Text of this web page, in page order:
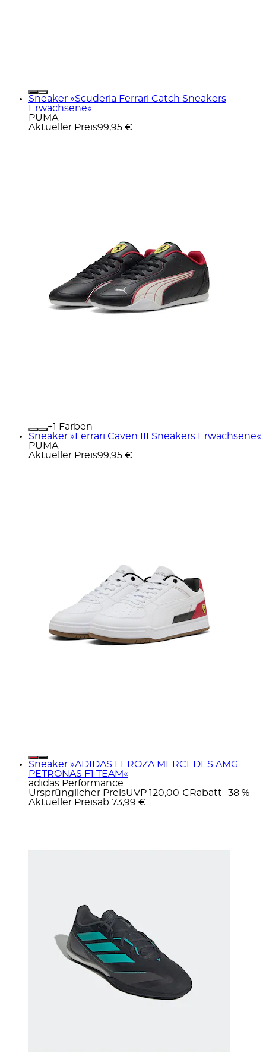
Sneaker »Scuderia Ferrari Catch Sneakers
Erwachsene«
PUMA
Aktueller Preis99,95 €
+
Farben
Sneaker »Ferrari Caven III Sneakers Erwachsene«
PUMA
Aktueller Preis99,95 €
Sneaker »ADIDAS FEROZA MERCEDES AMG
PETRONAS F1 TEAM«
adidas Performance
Ursprünglicher PreisUVP 120,00 € Rabatt- 38 %
Aktueller Preisab 73,99 €